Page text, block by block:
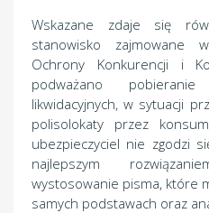
Wskazane zdaje się
stanowisko zajmowane
Ochrony Konkurencji i
podważano
likwidacyjnych, w sytuacji
polisolokaty przez
ubezpieczyciel nie zgodzi
najlepszym
wystosowanie pisma, które
samych podstawach oraz